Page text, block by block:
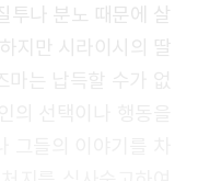
투나 분노 때문에 살
지만 시라이시의 딸